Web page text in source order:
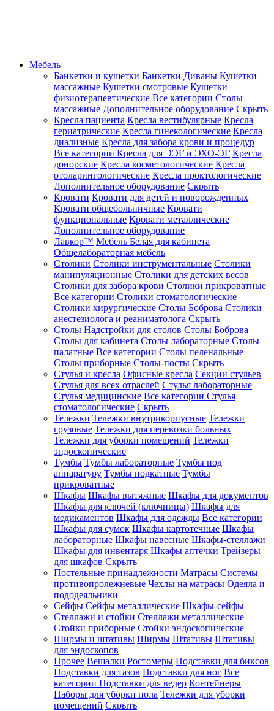
Мебель
Банкетки и кушетки Банкетки Диваны Кушетки
массажные Кушетки смотровые Кушетки
физиотерапевтические Все категории Столы
массажные Дополнительное оборудование Скрыть
Кресла пациента Кресла вестибулярные Кресла
гериатрические Кресла гинекологические Кресла
диализные Кресла для забора крови и процедур
Все категории Кресла для ЭЭГ и ЭХО-ЭГ Кресла
донорские Кресла косметологические Кресла
отоларингологические Кресла проктологические
Дополнительное оборудование Скрыть
Кровати Кровати для детей и новорожденных
Кровати общебольничные Кровати
функциональные Кровати металлические
Дополнительное оборудование
Лавкор™ Мебель Белая для кабинета
Общелабораторная мебель
Столики Столики инструментальные Столики
манипуляционные Столики для детских весов
Столики для забора крови Столики прикроватные
Все категории Столики стоматологические
Столики хирургические Столы Боброва Столики
анестезиолога и реаниматолога Скрыть
Столы Надстройки для столов Столы Боброва
Столы для кабинета Столы лабораторные Столы
палатные Все категории Столы пеленальные
Столы приборные Столы-посты Скрыть
Стулья и кресла Офисные кресла Секции стульев
Стулья для всех отраслей Стулья лабораторные
Стулья медицинские Все категории Стулья
стоматологические Скрыть
Тележки Тележки внутрикорпусные Тележки
грузовые Тележки для перевозки больных
Тележки для уборки помещений Тележки
эндоскопические
Тумбы Тумбы лабораторные Тумбы под
аппаратуру Тумбы подкатные Тумбы
прикроватные
Шкафы Шкафы вытяжные Шкафы для документов
Шкафы для ключей (ключницы) Шкафы для
медикаментов Шкафы для одежды Все категории
Шкафы для сумок Шкафы картотечные Шкафы
лабораторные Шкафы навесные Шкафы-стеллажи
Шкафы для инвентаря Шкафы аптечки Трейзеры
для шкафов Скрыть
Постельные принадлежности Матрасы Системы
противопролежневые Чехлы на матрасы Одеяла и
пододеяльники
Сейфы Сейфы металлические Шкафы-сейфы
Стеллажи и стойки Стеллажи металлические
Стойки приборные Стойки эндоскопические
Ширмы и штативы Ширмы Штативы Штативы
для эндоскопов
Прочее Вешалки Ростомеры Подставки для биксов
Подставки для тазов Подставки для ног Все
категории Подставки для ведер Контейнеры
Наборы для уборки пола Тележки для уборки
помещений Скрыть